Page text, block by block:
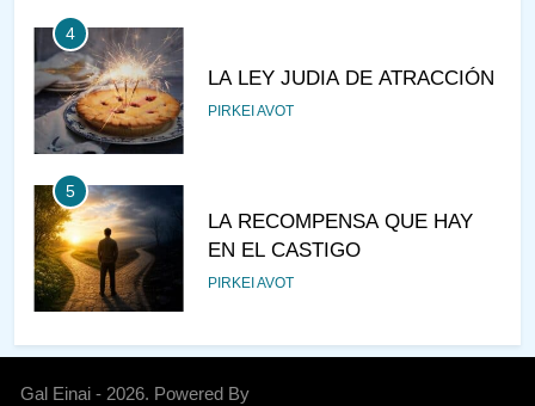
5
LA RECOMPENSA QUE HAY
EN EL CASTIGO
6
¿DE DÓNDE VIENES?
7
AJAREI KEDOSHIM
Gal Einai - 2026. Powered By